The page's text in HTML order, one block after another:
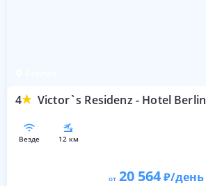
4 Victor`s Residenz - Hotel Berlin
везде 12 км
от 20 564 /день